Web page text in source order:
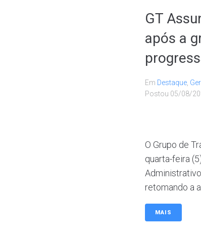
GT
após a
Em Destaque
Postou 05/08/
O Grupo de
quarta-feira
retomando a
MAIS